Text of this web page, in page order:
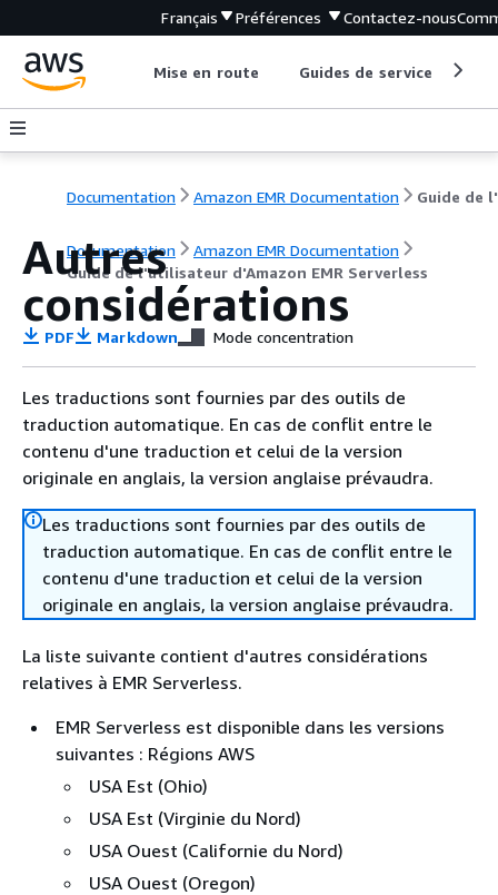
Français Préférences Contactez-nous
Mise en route Guides de service
Documentation Amazon EMR Documentation
Documentation
Amazon EMR Documentation
Guide de l'utilisateur d'Amazon EMR Serverless
Autres
considérations
PDF Markdown Mode concentration
Les traductions sont fournies par des outils de
traduction automatique. En cas de conflit entre le
contenu d'une traduction et celui de la version
originale en anglais, la version anglaise prévaudra.
Les traductions sont fournies par des outils de
traduction automatique. En cas de conflit entre le
contenu d'une traduction et celui de la version
originale en anglais, la version anglaise prévaudra.
La liste suivante contient d'autres considérations
relatives à EMR Serverless.
EMR Serverless est disponible dans les versions
suivantes : Régions AWS
USA Est (Ohio)
USA Est (Virginie du Nord)
USA Ouest (Californie du Nord)
USA Ouest (Oregon)